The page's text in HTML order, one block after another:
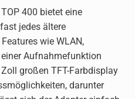
400 bietet eine
jedes ältere
wie WLAN,
Aufnahmefunktion
großen TFT-Farbdisplay
darunter